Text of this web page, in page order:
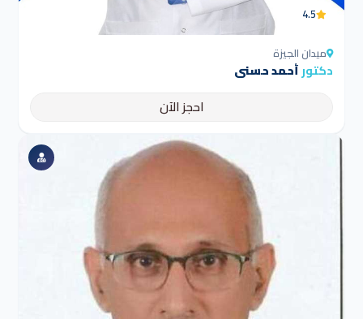
4.5
ميدان الجيزة
دكتورأحمد حسنى
احجز الآن